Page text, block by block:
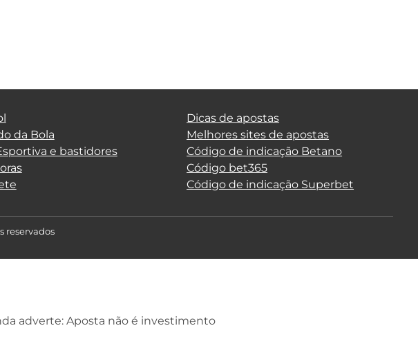
da Bola
e bastidores
Dicas de apostas
Melhores sites de apostas
Código de indicação Betano
Código bet365
Código de indicação Superbet
reservados
adverte: Aposta não é investimento